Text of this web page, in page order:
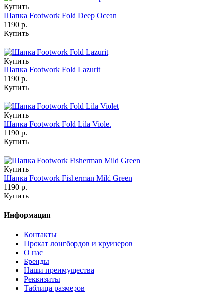
Купить
Шапка Footwork Fold Deep Ocean
1190 р.
Купить
Купить
Шапка Footwork Fold Lazurit
1190 р.
Купить
Купить
Шапка Footwork Fold Lila Violet
1190 р.
Купить
Купить
Шапка Footwork Fisherman Mild Green
1190 р.
Купить
Информация
Контакты
Прокат лонгбордов и круизеров
О нас
Бренды
Наши преимущества
Реквизиты
Таблица размеров